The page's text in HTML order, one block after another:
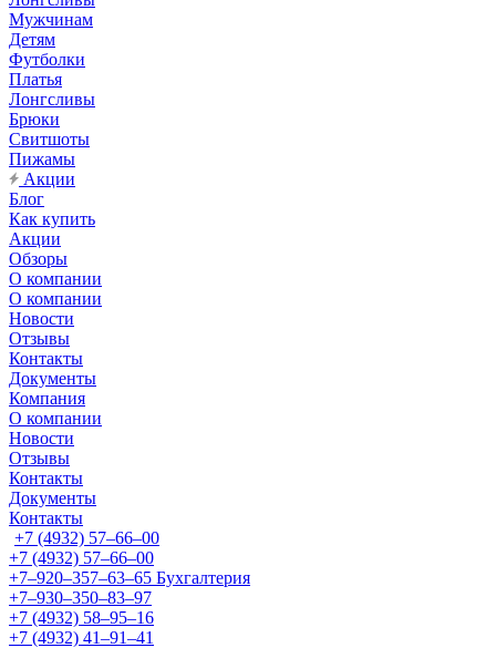
Мужчинам
Детям
Футболки
Платья
Лонгсливы
Брюки
Свитшоты
Пижамы
Акции
Блог
Как купить
Акции
Обзоры
О компании
О компании
Новости
Отзывы
Контакты
Документы
Компания
О компании
Новости
Отзывы
Контакты
Документы
Контакты
+7 (4932) 57‒66‒00
+7 (4932) 57‒66‒00
+7‒920‒357‒63‒65 Бухгалтерия
+7‒930‒350‒83‒97
+7 (4932) 58‒95‒16
+7 (4932) 41‒91‒41